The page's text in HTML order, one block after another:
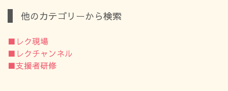
他のカテゴリーから検索
■レク現場
■レクチャンネル
■支援者研修